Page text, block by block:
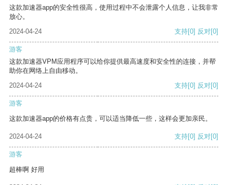
这款加速器app的安全性很高，使用过程中不会泄露个人信息，让我非常
放心。
2024-04-24
支持[0] 反对[0]
游客
这款加速器VPM应用程序可以给你提供最高速度和安全性的连接，并帮
助你在网络上自由移动。
2024-04-24
支持[0] 反对[0]
游客
这款加速器app的价格有点贵，可以适当降低一些，这样会更加亲民。
2024-04-24 支持[0] 反对[0]
游客
超棒啊 好用